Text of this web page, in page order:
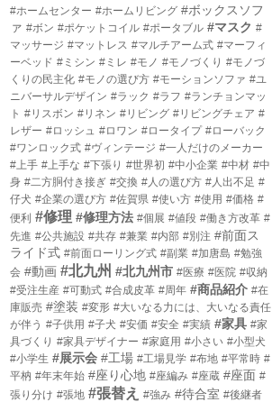
#ホームセンター #ホームリビング #ボックスソフ
ァ #ボン #ポケットコイル #ポータブル #マスク #
マッサージ #マットレス #マルチアーム式 #マーフィ
ーベッド #ミシン #ミレ #モノ #モノづくり #モノづ
くりの民主化 #モノの選び方 #モーションソファ #ユ
ニバーサルデザイン #ラック #ラフ #ランチョンマッ
ト #リスボン #リネン #リビング #リビングチェア #
レザー #ロッシュ #ロワン #ロータイプ #ローバック
#ワンロック式 #ヴィンテージ #一人だけのメーカー
#上手 #上手な #下張り #世界初 #中小企業 #中材 #中
身 #二方胴付き接ぎ #交換 #人の選び方 #人出不足 #
仔犬 #企業の選び方 #佐賀県 #使い方 #使用 #価格 #
便利 #修理 #修理方法 #個展 #値段 #働き方改革 #
先進 #公共施設 #共存 #兼業 #内部 #別注 #前面ス
ライド式 #前面ローリング式 #副業 #加唐島 #勉強
会 #動画 #北九州 #北九州市 #医療 #医院 #収納
#受注生産 #可動式 #合成皮革 #周年 #商品紹介 #在
庫販売 #塗装 #変形 #大いなる力には、大いなる責任
が伴う #子供用 #子犬 #安価 #安全 #実績 #家具 #家
具づくり #家具デザイナー #家庭用 #小さい #小型犬
#小学生 #展示会 #工場 #工場見学 #布地 #平常時 #
平枘 #年末年始 #座り心地 #座編み #座蔵 #座面 #
張り分け #張地 #張替え #強み #待合室 #後継者